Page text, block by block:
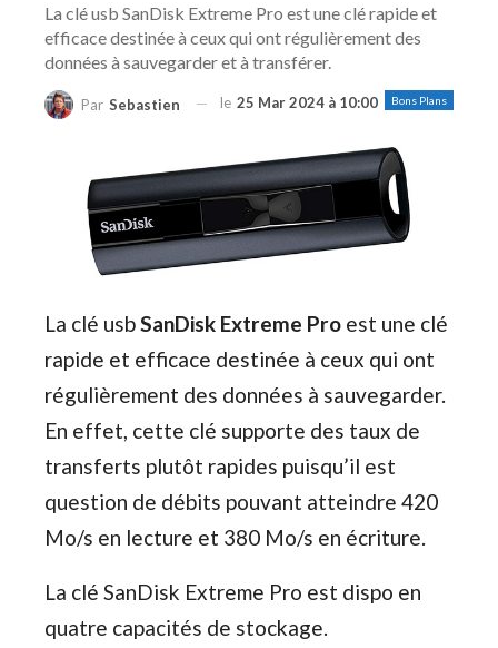
La clé usb SanDisk Extreme Pro est une clé rapide et
efficace destinée à ceux qui ont régulièrement des
données à sauvegarder et à transférer.
Bons Plans
Par Sebastien le 25 Mar 2024 à 10:00
La clé usbSanDisk Extreme Pro est une clé
rapide et efficace destinée à ceux qui ont
régulièrement des données à sauvegarder.
En effet, cette clé supporte des taux de
transferts plutôt rapides puisqu’il est
question de débits pouvant atteindre 420
Mo/s en lecture et 380 Mo/s en écriture.
La clé SanDisk Extreme Pro est dispo en
quatre capacités de stockage.